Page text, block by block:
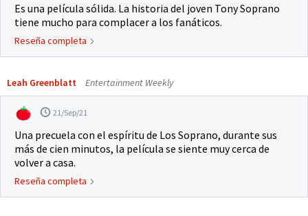
Es una película sólida. La historia del joven Tony Soprano
tiene mucho para complacer a los fanáticos.
Reseña completa
Leah Greenblatt Entertainment Weekly
21/Sep/21
Una precuela con el espíritu de Los Soprano, durante sus
más de cien minutos, la película se siente muy cerca de
volver a casa.
Reseña completa